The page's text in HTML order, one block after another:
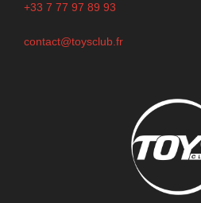
+33 7 77 97 89 93
contact@toysclub.fr